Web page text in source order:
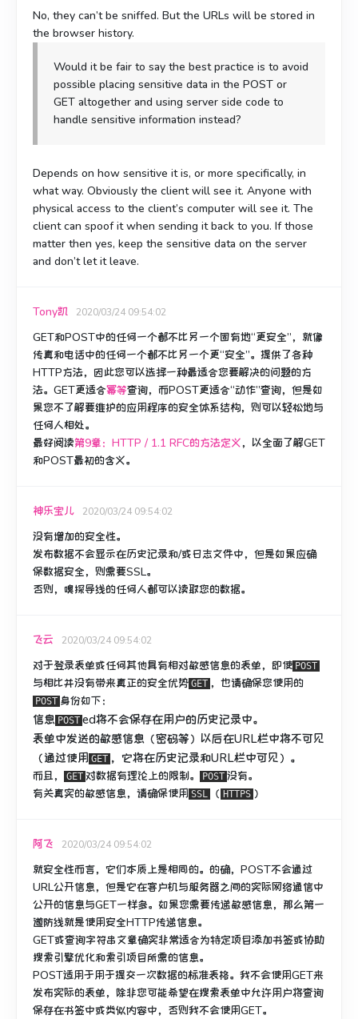
No, they can’t be sniffed. But the URLs will be stored in
the browser history.
Would it be fair to say the best practice is to avoid
possible placing sensitive data in the POST or
GET altogether and using server side code to
handle sensitive information instead?
Depends on how sensitive it is, or more specifically, in
what way. Obviously the client will see it. Anyone with
physical access to the client’s computer will see it. The
client can spoof it when sending it back to you. If those
matter then yes, keep the sensitive data on the server
and don’t let it leave.
Tony凯 2020/03/24 09:54:02
GET和POST中的任何一个都不比另一个固有地“更安全”，就像
传真和电话中的任何一个都不比另一个更“安全”。 提供了各种
HTTP方法，因此您可以选择一种最适合您要解决的问题的方
法。 GET更适合幂等查询，而POST更适合“动作”查询，但是如
果您不了解要维护的应用程序的安全体系结构，则可以轻松地与
任何人相处。
最好阅读第9章： HTTP / 1.1 RFC的方法定义， 以全面了解GET
和POST最初的含义。
神乐宝儿 2020/03/24 09:54:02
没有增加的安全性。
发布数据不会显示在历史记录和/或日志文件中，但是如果应确
保数据安全，则需要SSL。
否则，嗅探导线的任何人都可以读取您的数据。
飞云 2020/03/24 09:54:02
对于登录表单或任何其他具有相对敏感信息的表单， 即使 POST
与相比并没有带来真正的安全优势 GET ，也请确保您使用的
POST 身份如下：
信息 POST ed将不会保存在用户的历史记录中。
表单中发送的敏感信息（密码等）以后在URL栏中将不可见
（通过使用 GET ，它将在历史记录和URL栏中可见）。
而且， GET 对数据有理论上的限制。 POST 没有。
有关真实的敏感信息，请确保使用 SSL （ HTTPS ）
阿飞 2020/03/24 09:54:02
就安全性而言，它们本质上是相同的。 的确，POST不会通过
URL公开信息，但是它在客户机与服务器之间的实际网络通信中
公开的信息与GET一样多。 如果您需要传递敏感信息，那么第一
道防线就是使用安全HTTP传递信息。
GET或查询字符串文章确实非常适合为特定项目添加书签或协助
搜索引擎优化和索引项目所需的信息。
POST适用于用于提交一次数据的标准表格。 我不会使用GET来
发布实际的表单，除非您可能希望在搜索表单中允许用户将查询
保存在书签中或类似内容中，否则我不会使用GET。